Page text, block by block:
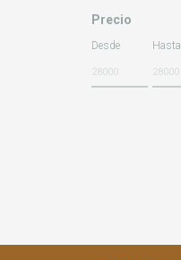
Precio
Desde Hasta